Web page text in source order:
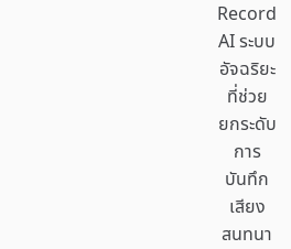
Record
AI ระบบ
อัจฉริยะ
ที่ช่วย
ยกระดับ
การ
บันทึก
เสียง
สนทนา